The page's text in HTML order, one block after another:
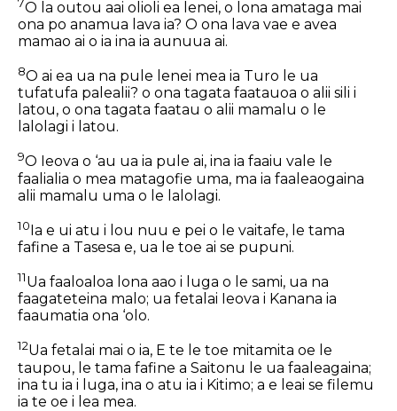
O la outou aai olioli ea lenei, o lona amataga mai
ona po anamua lava ia? O ona lava vae e avea
mamao ai o ia ina ia aunuua ai.
8O ai ea ua na pule lenei mea ia Turo le ua
tufatufa palealii? o ona tagata faatauoa o alii sili i
latou, o ona tagata faatau o alii mamalu o le
lalolagi i latou.
9O Ieova o ‘au ua ia pule ai, ina ia faaiu vale le
faalialia o mea matagofie uma, ma ia faaleaogaina
alii mamalu uma o le lalolagi.
10Ia e ui atu i lou nuu e pei o le vaitafe, le tama
fafine a Tasesa e, ua le toe ai se pupuni.
11Ua faaloaloa lona aao i luga o le sami, ua na
faagateteina malo; ua fetalai Ieova i Kanana ia
faaumatia ona ‘olo.
12Ua fetalai mai o ia, E te le toe mitamita oe le
taupou, le tama fafine a Saitonu le ua faaleagaina;
ina tu ia i luga, ina o atu ia i Kitimo; a e leai se filemu
ia te oe i lea mea.